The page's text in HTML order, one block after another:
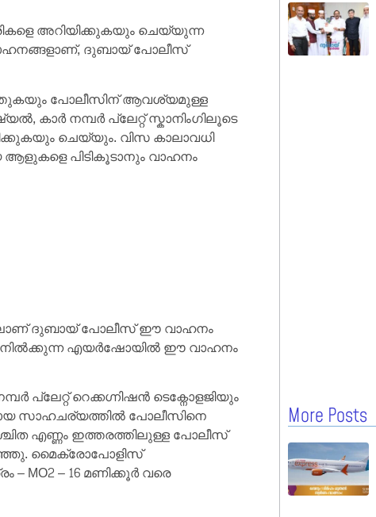
അറിയിക്കുകയും ചെയ്യുന്ന
ദുബായ് പോലീസ്
പോലീസിന് ആവശ്യമുള്ള
കാർ നമ്പർ പ്ലേറ്റ് സ്കാനിംഗിലൂടെ
ചെയ്യും. വിസ കാലാവധി
പിടികൂടാനും വാഹനം
ദുബായ് പോലീസ് ഈ വാഹനം
എയർഷോയിൽ ഈ വാഹനം
പ്ലേറ്റ് റെക്കഗ്നിഷൻ ടെക്നോളജിയും
സാഹചര്യത്തിൽ പോലീസിനെ
എണ്ണം ഇത്തരത്തിലുള്ള പോലീസ്
മൈക്രോപോളിസ്
MO2 – 16 മണിക്കൂർ വരെ
More Posts